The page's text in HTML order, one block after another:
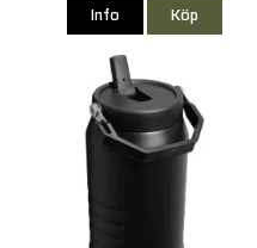
Info Köp